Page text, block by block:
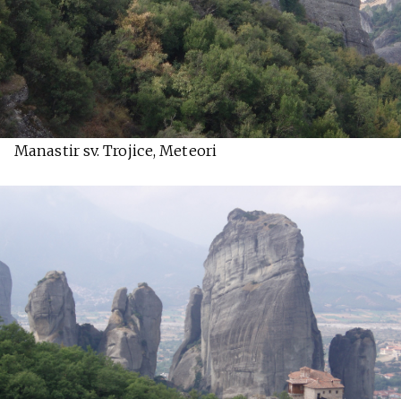
Manastir sv. Trojice, Meteori